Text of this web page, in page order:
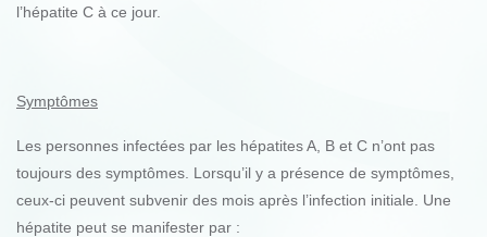
l’hépatite C à ce jour.
Symptômes
Les personnes infectées par les hépatites A, B et C n’ont pas
toujours des symptômes. Lorsqu’il y a présence de symptômes,
ceux-ci peuvent subvenir des mois après l’infection initiale. Une
hépatite peut se manifester par :